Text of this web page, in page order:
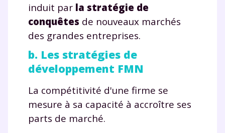
induit par la stratégie de
conquêtes de nouveaux marchés
des grandes entreprises.
b. Les stratégies de
développement FMN
La compétitivité d'une firme se
mesure à sa capacité à accroître ses
parts de marché.